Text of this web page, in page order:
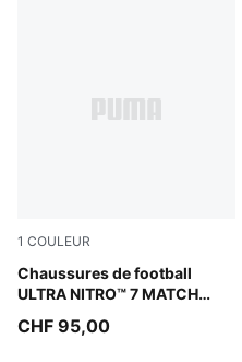
1 COULEUR
Chaussures de football
ULTRA NITRO™ 7 MATCH
PUMA White-Yellow Alert-
CHF 95,00